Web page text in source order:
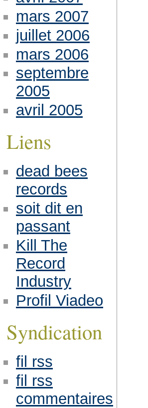
mars 2007
juillet 2006
mars 2006
septembre
2005
avril 2005
Liens
dead bees
records
soit dit en
passant
Kill The
Record
Industry
Profil Viadeo
Syndication
fil rss
fil rss
commentaires